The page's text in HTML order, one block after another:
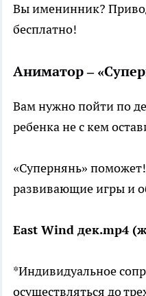
Вы именинник?
бесплатно!
Аниматор–
Вам нужно пойти по
ребенка не с кем
«Супернянь»
развивающие игры и
East Wind дек.mp4
*Индивидуальное
осуществляться до